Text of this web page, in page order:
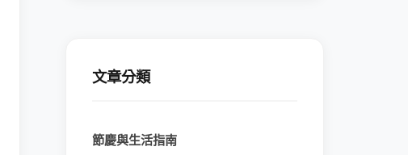
文章分類
節慶與生活指南